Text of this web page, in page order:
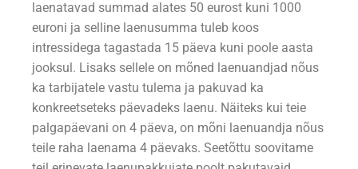
laenatavad summad alates 50 eurost kuni 1000
euroni ja selline laenusumma tuleb koos
intressidega tagastada 15 päeva kuni poole aasta
jooksul. Lisaks sellele on mõned laenuandjad nõus
ka tarbijatele vastu tulema ja pakuvad ka
konkreetseteks päevadeks laenu. Näiteks kui teie
palgapäevani on 4 päeva, on mõni laenuandja nõus
teile raha laenama 4 päevaks. Seetõttu soovitame